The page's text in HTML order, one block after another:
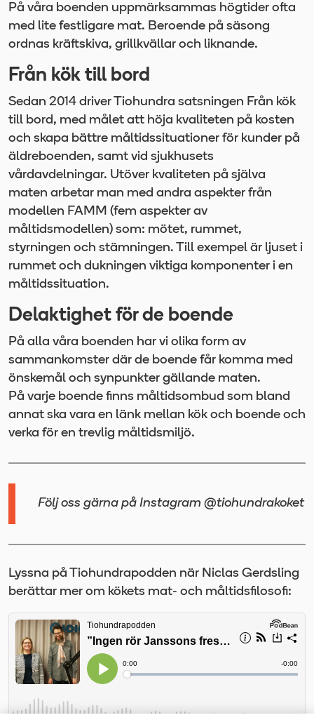
På våra boenden uppmärksammas högtider ofta
med lite festligare mat. Beroende på säsong
ordnas kräftskiva, grillkvällar och liknande.
Från kök till bord
Sedan 2014 driver Tiohundra satsningen Från kök
till bord, med målet att höja kvaliteten på kosten
och skapa bättre måltidssituationer för kunder på
äldreboenden, samt vid sjukhusets
vårdavdelningar. Utöver kvaliteten på själva
maten arbetar man med andra aspekter från
modellen FAMM (fem aspekter av
måltidsmodellen) som: mötet, rummet,
styrningen och stämningen. Till exempel är ljuset i
rummet och dukningen viktiga komponenter i en
måltidssituation.
Delaktighet för de boende
På alla våra boenden har vi olika form av
sammankomster där de boende får komma med
önskemål och synpunkter gällande maten.
På varje boende finns måltidsombud som bland
annat ska vara en länk mellan kök och boende och
verka för en trevlig måltidsmiljö.
Följ oss gärna på Instagram @tiohundrakoket
Lyssna på Tiohundrapodden när Niclas Gerdsling
berättar mer om kökets mat- och måltidsfilosofi: